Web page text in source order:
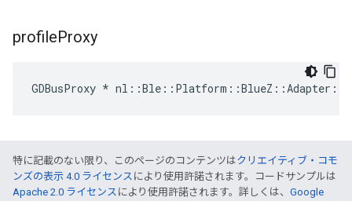
profileProxy
GDBusProxy *
特に記載のない限り、このページのコンテンツはクリエイティブ・コモ
ンズの表示 4.0 ライセンス により使用許諾されます。コードサンプルは
Apache 2.0 ライセンス により使用許諾されます。詳しくは、 Google